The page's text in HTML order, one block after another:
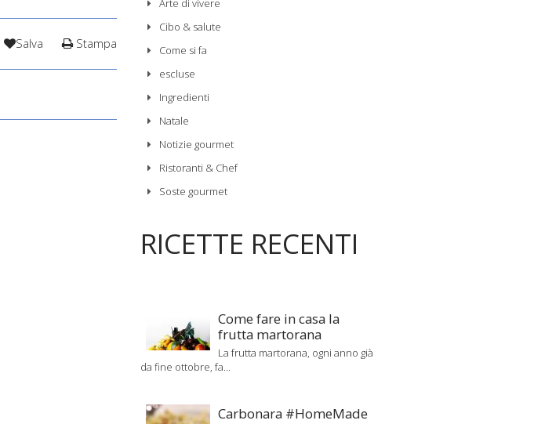
Salva Stampa
Arte di vivere
Cibo & salute
Come si fa
escluse
Ingredienti
Natale
Notizie gourmet
Ristoranti & Chef
Soste gourmet
RICETTE RECENTI
Come fare in casa la
frutta martorana
La frutta martorana, ogni anno già
da fine ottobre, fa...
Carbonara #HomeMade